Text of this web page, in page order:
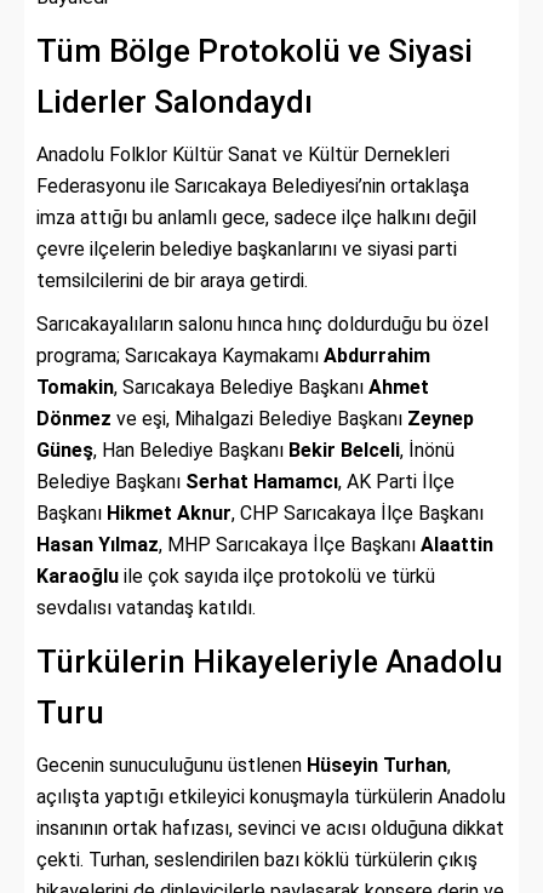
Tüm Bölge Protokolü ve Siyasi
Liderler Salondaydı
Anadolu Folklor Kültür Sanat ve Kültür Dernekleri
Federasyonu ile Sarıcakaya Belediyesi’nin ortaklaşa
imza attığı bu anlamlı gece, sadece ilçe halkını değil
çevre ilçelerin belediye başkanlarını ve siyasi parti
temsilcilerini de bir araya getirdi.
Sarıcakayalıların salonu hınca hınç doldurduğu bu özel
programa; Sarıcakaya Kaymakamı Abdurrahim
Tomakin, Sarıcakaya Belediye Başkanı Ahmet
Dönmez ve eşi, Mihalgazi Belediye Başkanı Zeynep
Güneş, Han Belediye Başkanı Bekir Belceli, İnönü
Belediye Başkanı Serhat Hamamcı, AK Parti İlçe
Başkanı Hikmet Aknur, CHP Sarıcakaya İlçe Başkanı
Hasan Yılmaz, MHP Sarıcakaya İlçe Başkanı Alaattin
Karaoğlu ile çok sayıda ilçe protokolü ve türkü
sevdalısı vatandaş katıldı.
Türkülerin Hikayeleriyle Anadolu
Turu
Gecenin sunuculuğunu üstlenen Hüseyin Turhan,
açılışta yaptığı etkileyici konuşmayla türkülerin Anadolu
insanının ortak hafızası, sevinci ve acısı olduğuna dikkat
çekti. Turhan, seslendirilen bazı köklü türkülerin çıkış